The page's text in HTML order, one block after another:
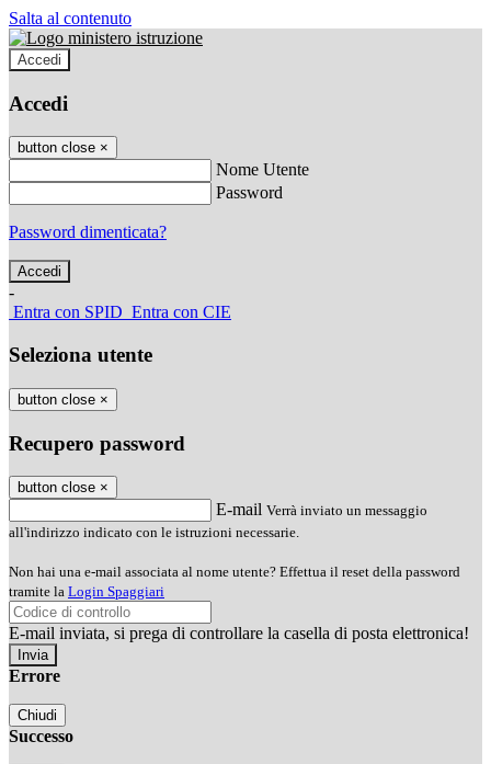
Salta al contenuto
Accedi
Accedi
button close ×
Nome Utente
Password
Password dimenticata?
-
Entra con SPID Entra con CIE
Seleziona utente
button close ×
Recupero password
button close ×
E-mail Verrà inviato un messaggio
all'indirizzo indicato con le istruzioni necessarie.
Non hai una e-mail associata al nome utente? Effettua il reset della password
tramite la Login Spaggiari
E-mail inviata, si prega di controllare la casella di posta elettronica!
Errore
Chiudi
Successo